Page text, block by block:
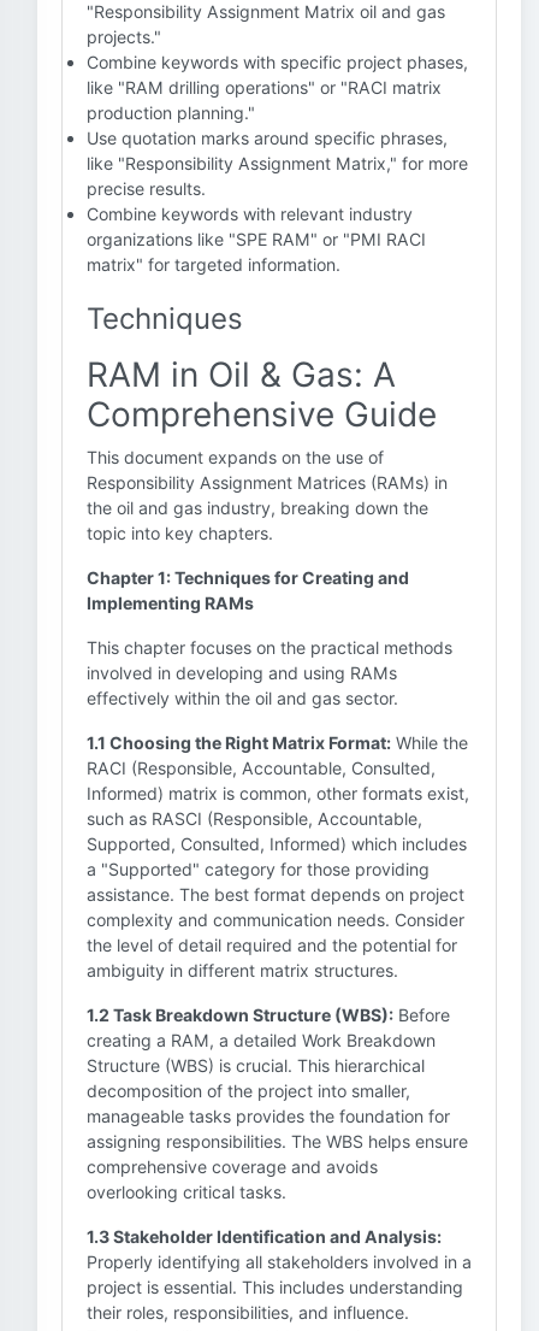
"Responsibility Assignment Matrix oil and gas
projects."
Combine keywords with specific project phases,
like "RAM drilling operations" or "RACI matrix
production planning."
Use quotation marks around specific phrases,
like "Responsibility Assignment Matrix," for more
precise results.
Combine keywords with relevant industry
organizations like "SPE RAM" or "PMI RACI
matrix" for targeted information.
Techniques
RAM in Oil & Gas: A
Comprehensive Guide
This document expands on the use of
Responsibility Assignment Matrices (RAMs) in
the oil and gas industry, breaking down the
topic into key chapters.
Chapter 1: Techniques for Creating and
Implementing RAMs
This chapter focuses on the practical methods
involved in developing and using RAMs
effectively within the oil and gas sector.
1.1 Choosing the Right Matrix Format: While the
RACI (Responsible, Accountable, Consulted,
Informed) matrix is common, other formats exist,
such as RASCI (Responsible, Accountable,
Supported, Consulted, Informed) which includes
a "Supported" category for those providing
assistance. The best format depends on project
complexity and communication needs. Consider
the level of detail required and the potential for
ambiguity in different matrix structures.
1.2 Task Breakdown Structure (WBS): Before
creating a RAM, a detailed Work Breakdown
Structure (WBS) is crucial. This hierarchical
decomposition of the project into smaller,
manageable tasks provides the foundation for
assigning responsibilities. The WBS helps ensure
comprehensive coverage and avoids
overlooking critical tasks.
1.3 Stakeholder Identification and Analysis:
Properly identifying all stakeholders involved in a
project is essential. This includes understanding
their roles, responsibilities, and influence.